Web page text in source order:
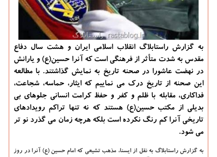
به گزارش راستابلاگ انقلاب اسلامی ایران و هشت سال دفاع
مقدس به شدت متأثر از فرهنگی است که آنرا حسین(ع) و یارانش
در نهضت عاشورا در صحنه تاریخ به نمایش گذاشتند. با مطالعه
این صحنه از تاریخ درک می نماییم که ایثار، حماسه، شجاعت،
فداکاری، مقابله با ظلم و کفر و حفظ کرامت انسانی جلوهای بی
بدیلی از مکتب حسین(ع) هستند که نه تنها تراکم رویدادهای
تاریخی آنرا کم رنگ نکرده است بلکه هرچه زمان می گذرد نو تر
می شود.
به گزارش راستابلاگ به نقل از ایسنا، مذهب تشیعی که امام حسین (ع) آنرا در روز